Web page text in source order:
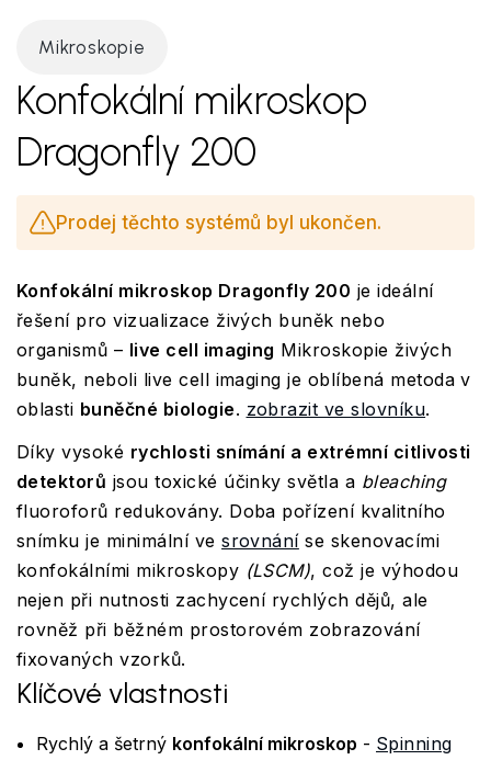
Mikroskopie
Konfokální mikroskop
Dragonfly 200
Prodej těchto systémů byl ukončen.
Konfokální mikroskop Dragonfly 200 je ideální
řešení pro vizualizace živých buněk nebo
organismů – live cell imaging Mikroskopie živých
buněk, neboli live cell imaging je oblíbená metoda v
oblasti buněčné biologie. zobrazit ve slovníku.
Díky vysoké rychlosti snímání a extrémní citlivosti
detektorů jsou toxické účinky světla a bleaching
fluoroforů redukovány. Doba pořízení kvalitního
snímku je minimální vesrovnáníse skenovacími
konfokálními mikroskopy (LSCM), což je výhodou
nejen při nutnosti zachycení rychlých dějů, ale
rovněž při běžném prostorovém zobrazování
fixovaných vzorků.
Klíčové vlastnosti
Rychlý a šetrný konfokální mikroskop - Spinning